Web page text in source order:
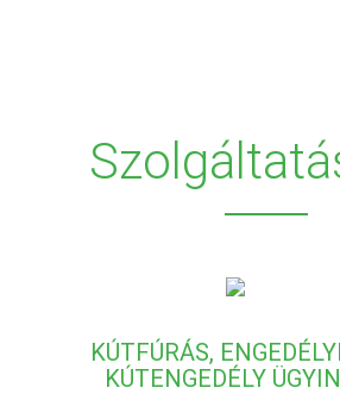
KÚTFÚRÁS,
KÚTENGEDÉLY